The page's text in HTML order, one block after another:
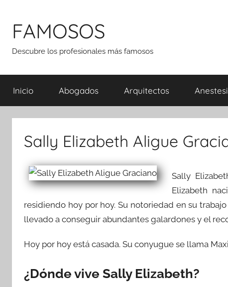
contenido
FAMOSOS
Descubre los profesionales más famosos
Inicio Abogados Arquitectos
Sally Elizabeth Aligue
Sally
Elizabeth
residiendo hoy por hoy. Su notoriedad en su
llevado a conseguir abundantes galardones y el
Hoy por hoy está casada. Su conyugue se llama
¿Dónde vive Sally Elizabeth?